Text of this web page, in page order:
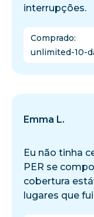
interrupções.
Comprado:
unlimited-10-
Emma L.
Eu não tinha
PER se
cobertura
lugares que